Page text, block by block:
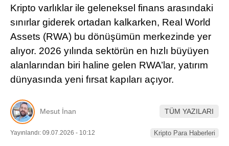
Telegram
Kripto varlıklar ile geleneksel finans arasındaki
sınırlar giderek ortadan kalkarken, Real World
Assets (RWA) bu dönüşümün merkezinde yer
alıyor. 2026 yılında sektörün en hızlı büyüyen
alanlarından biri haline gelen RWA’lar, yatırım
dünyasında yeni fırsat kapıları açıyor.
Mesut İnan TÜM YAZILARI
Yayınlandı: 09.07.2026 - 10:12 Kripto Para Haberleri